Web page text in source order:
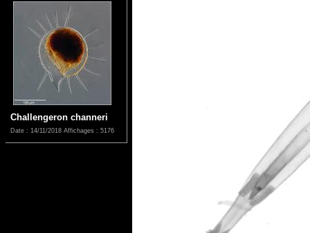
Challengeron channeri
Date : 14/11/2018 Affichages : 5176